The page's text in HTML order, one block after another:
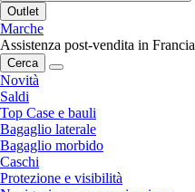
Outlet
Marche
Assistenza post-vendita in Francia
Cerca
Novità
Saldi
Top Case e bauli
Bagaglio laterale
Bagaglio morbido
Caschi
Protezione e visibilità